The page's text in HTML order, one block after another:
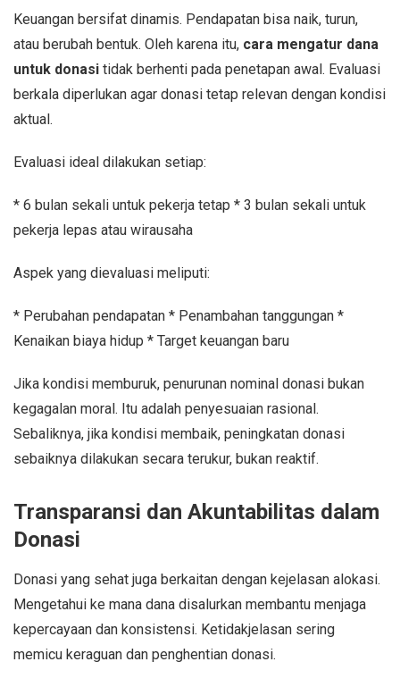
Keuangan bersifat dinamis. Pendapatan bisa naik, turun,
atau berubah bentuk. Oleh karena itu, cara mengatur dana
untuk donasi tidak berhenti pada penetapan awal. Evaluasi
berkala diperlukan agar donasi tetap relevan dengan kondisi
aktual.
Evaluasi ideal dilakukan setiap:
* 6 bulan sekali untuk pekerja tetap * 3 bulan sekali untuk
pekerja lepas atau wirausaha
Aspek yang dievaluasi meliputi:
* Perubahan pendapatan * Penambahan tanggungan *
Kenaikan biaya hidup * Target keuangan baru
Jika kondisi memburuk, penurunan nominal donasi bukan
kegagalan moral. Itu adalah penyesuaian rasional.
Sebaliknya, jika kondisi membaik, peningkatan donasi
sebaiknya dilakukan secara terukur, bukan reaktif.
Transparansi dan Akuntabilitas dalam
Donasi
Donasi yang sehat juga berkaitan dengan kejelasan alokasi.
Mengetahui ke mana dana disalurkan membantu menjaga
kepercayaan dan konsistensi. Ketidakjelasan sering
memicu keraguan dan penghentian donasi.